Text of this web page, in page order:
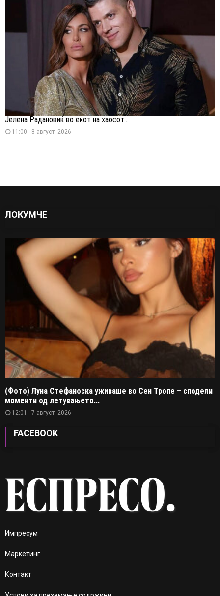
Јелена Радановиќ во екот на хаосот...
11:00 - 8 август, 2026
ЛОКУМЧЕ
(Фото) Луна Стефаноска уживаше во Сен Тропе – сподели
моменти од летувањето...
12:01 - 7 август, 2026
FACEBOOK
Импресум
Маркетинг
Контакт